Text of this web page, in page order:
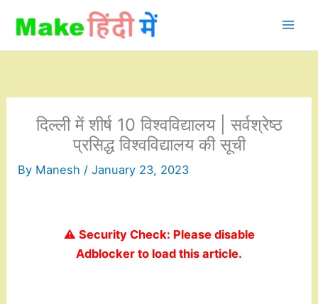
content
दिल्ली में शीर्ष 10 विश्वविद्यालय | सर्वश्रेष्ठ
प्रसिद्ध विश्वविद्यालय की सूची
By Manesh /January 23, 2023
⚠️ Security Check: Please disable
Adblocker to load this article.